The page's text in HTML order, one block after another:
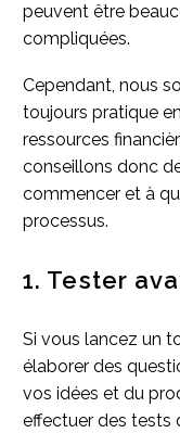
peuvent être
compliquées.
Cependant, nous
toujours pratique
ressources
conseillons donc
commencer et à
processus.
1. Tester
Si vous lancez un
élaborer des
vos idées et du
effectuer des tests